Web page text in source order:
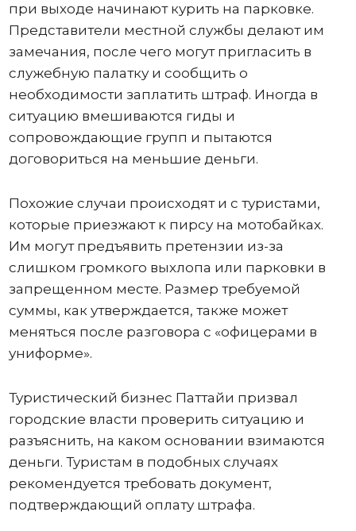
при выходе начинают курить на парковке.
Представители местной службы делают им
замечания, после чего могут пригласить в
служебную палатку и сообщить о
необходимости заплатить штраф. Иногда в
ситуацию вмешиваются гиды и
сопровождающие групп и пытаются
договориться на меньшие деньги.
Похожие случаи происходят и с туристами,
которые приезжают к пирсу на мотобайках.
Им могут предъявить претензии из-за
слишком громкого выхлопа или парковки в
запрещенном месте. Размер требуемой
суммы, как утверждается, также может
меняться после разговора с «офицерами в
униформе».
Туристический бизнес Паттайи призвал
городские власти проверить ситуацию и
разъяснить, на каком основании взимаются
деньги. Туристам в подобных случаях
рекомендуется требовать документ,
подтверждающий оплату штрафа.